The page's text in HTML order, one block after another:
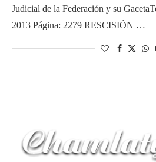
Judicial de la Federación y su
2013 Página: 2279 RESCISIÓN …